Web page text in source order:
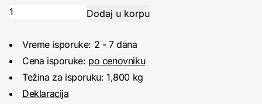
Vreme isporuke: 2 - 7 dana
Cena isporuke: po cenovniku
Težina za isporuku: 1,800 kg
Deklaracija